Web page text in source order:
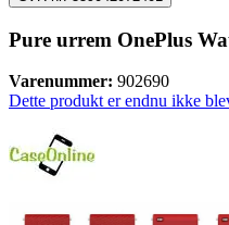
Pure urrem OnePlus
Varenummer: 902690
Dette produkt er endnu ikke